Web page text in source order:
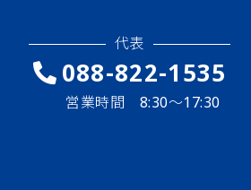
代表
088-822-1535
営業時間 8:30〜17:30